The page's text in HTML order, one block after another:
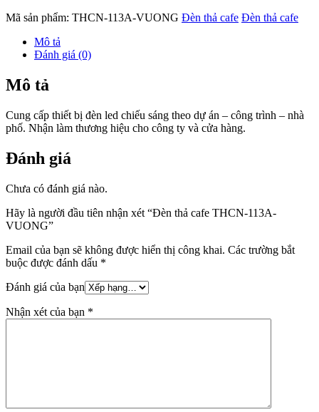
Mã sản phẩm: THCN-113A-VUONG Đèn thả cafe Đèn thả cafe
Mô tả
Đánh giá (0)
Mô tả
Cung cấp thiết bị đèn led chiếu sáng theo dự án – công trình – nhà
phố. Nhận làm thương hiệu cho công ty và cửa hàng.
Đánh giá
Chưa có đánh giá nào.
Hãy là người đầu tiên nhận xét “Đèn thả cafe THCN-113A-
VUONG”
Email của bạn sẽ không được hiển thị công khai. Các trường bắt
buộc được đánh dấu *
Đánh giá của bạn
Nhận xét của bạn *